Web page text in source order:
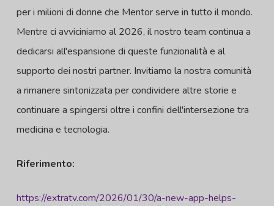
per i milioni di donne che Mentor serve in tutto il mondo.
Mentre ci avviciniamo al 2026, il nostro team continua a
dedicarsi all'espansione di queste funzionalità e al
supporto dei nostri partner. Invitiamo la nostra comunità
a rimanere sintonizzata per condividere altre storie e
continuare a spingersi oltre i confini dell'intersezione tra
medicina e tecnologia.
Riferimento:
https://extratv.com/2026/01/30/a-new-app-helps-